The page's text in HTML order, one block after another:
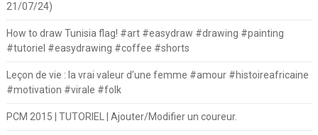
21/07/24)
How to draw Tunisia flag! #art #easydraw #drawing #painting
#tutoriel #easydrawing #coffee #shorts
Leçon de vie : la vrai valeur d’une femme #amour #histoireafricaine
#motivation #virale #folk
PCM 2015 | TUTORIEL | Ajouter/Modifier un coureur.